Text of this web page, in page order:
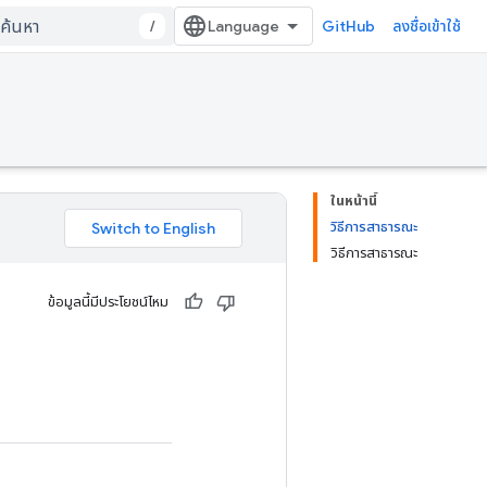
/ GitHub ลงชื่อเข้าใช้
ในหน้านี้
วิธีการสาธารณะ
วิธีการสาธารณะ
ข้อมูลนี้มีประโยชน์ไหม